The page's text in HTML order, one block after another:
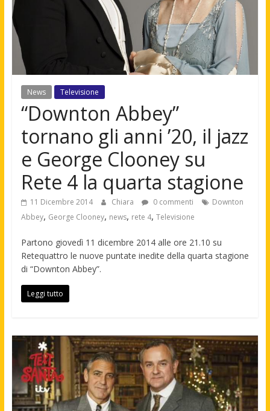
News Televisione
“Downton Abbey”
tornano gli anni ’20, il jazz
e George Clooney su
Rete 4 la quarta stagione
11 Dicembre 2014 Chiara 0 commenti
Downton
Abbey, George Clooney, news, rete 4, Televisione
Partono giovedì 11 dicembre 2014 alle ore 21.10 su
Retequattro le nuove puntate inedite della quarta stagione
di “Downton Abbey”.
Leggi tutto